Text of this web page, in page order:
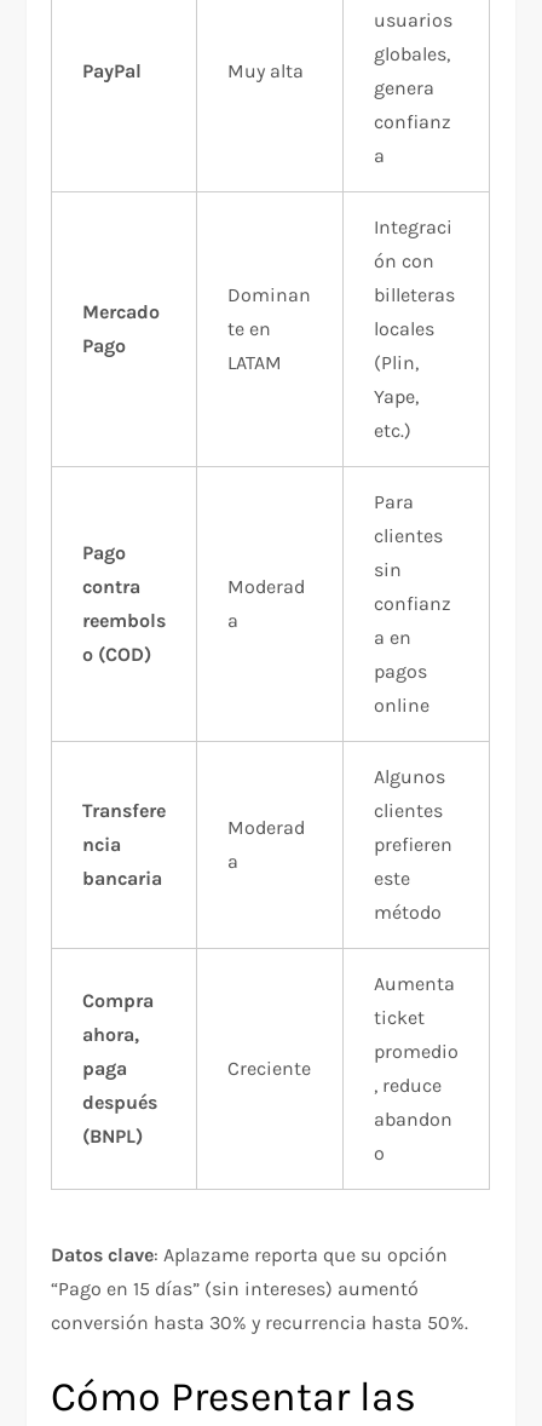
PayPal Muy alta
usuarios
globales,
genera
confianz
a
Mercado
Pago
Dominan
te en
LATAM
Integraci
ón con
billeteras
locales
(Plin,
Yape,
etc.)
Pago
contra
reembols
o (COD)
Moderad
a
Para
clientes
sin
confianz
a en
pagos
online
Transfere
ncia
bancaria
Moderad
a
Algunos
clientes
prefieren
este
método
Compra
ahora,
paga
después
(BNPL)
Creciente
Aumenta
ticket
promedio
, reduce
abandon
o
Datos clave: Aplazame reporta que su opción
“Pago en 15 días” (sin intereses) aumentó
conversión hasta 30% y recurrencia hasta 50%.​
Cómo Presentar las